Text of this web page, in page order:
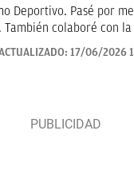
Deportivo. Pasé por
También colaboré con
17/06/2026